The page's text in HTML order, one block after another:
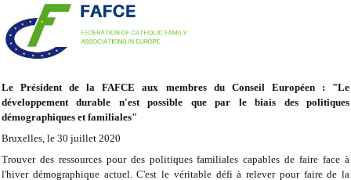
Le Président de la FAFCE aux membres du Conseil Européen : "Le
développement durable n'est possible que par le biais des politiques
démographiques et familiales"
Bruxelles, le 30 juillet 2020
Trouver des ressources pour des politiques familiales capables de faire face à
l'hiver démographique actuel. C'est le véritable défi à relever pour faire de la